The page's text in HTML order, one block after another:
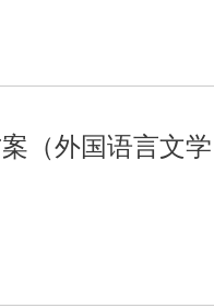
（外国语言文学